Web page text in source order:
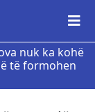
nuk ka kohë
të formohen